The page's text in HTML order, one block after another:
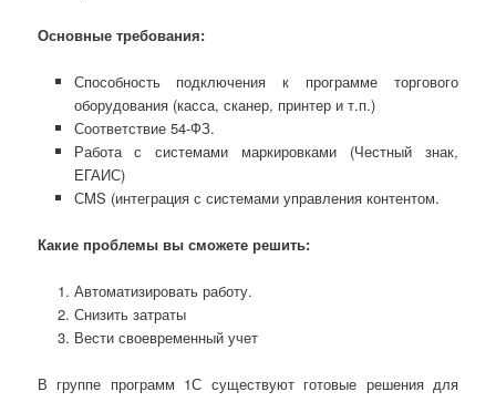
Основные требования:
Способность подключения к программе торгового
оборудования (касса, сканер, принтер и т.п.)
Соответствие 54-ФЗ.
Работа с системами маркировками (Честный знак,
ЕГАИС)
СMS (интеграция с системами управления контентом.
Какие проблемы вы сможете решить:
Автоматизировать работу.
Снизить затраты
Вести своевременный учет
В группе программ 1С существуют готовые решения для